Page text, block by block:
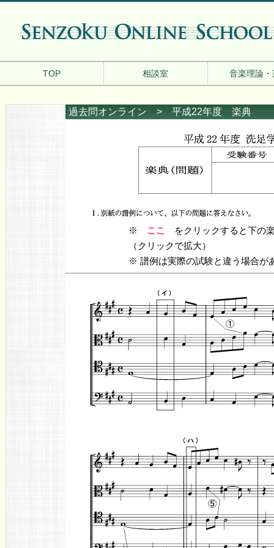
TOP 相談室 音楽理論
過去問オンライン > 平成22年度 楽典
※ ここ
をクリックすると下の
（クリックで拡大）
※ 譜例は実際の試験と違う場合が